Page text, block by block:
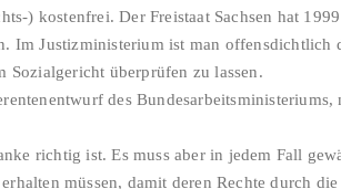
) kostenfrei. Der Freistaat Sachsen hat
Im Justizministerium ist man offensdichtlich
Sozialgericht überprüfen zu lassen.
des
richtig ist. Es muss aber in jedem Fall
müssen, damit deren Rechte durch